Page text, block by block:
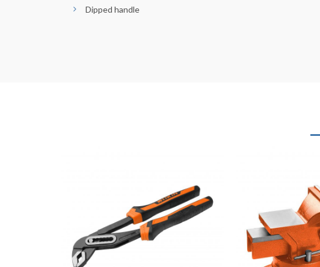
Dipped handle